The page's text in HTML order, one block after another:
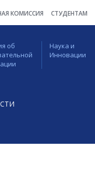
КОМИССИЯ СТУДЕНТАМ
об
Наука и
Инновации